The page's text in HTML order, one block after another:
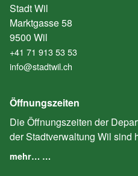
Stadt Wil
Marktgasse 58
9500 Wil
+41 71 913 53 53
info@stadtwil.ch
Öffnungszeiten
Die Öffnungszeiten der
der Stadtverwaltung Wil sind
mehr… …